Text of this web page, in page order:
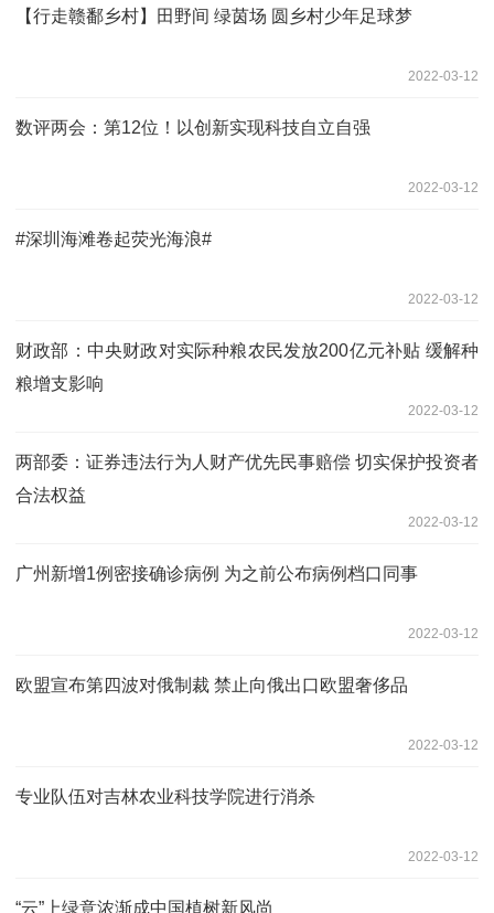
【行走赣鄱乡村】田野间 绿茵场 圆乡村少年足球梦
2022-03-12
数评两会：第12位！以创新实现科技自立自强
2022-03-12
#深圳海滩卷起荧光海浪#
2022-03-12
财政部：中央财政对实际种粮农民发放200亿元补贴 缓解种
粮增支影响
2022-03-12
两部委：证券违法行为人财产优先民事赔偿 切实保护投资者
合法权益
2022-03-12
广州新增1例密接确诊病例 为之前公布病例档口同事
2022-03-12
欧盟宣布第四波对俄制裁 禁止向俄出口欧盟奢侈品
2022-03-12
专业队伍对吉林农业科技学院进行消杀
2022-03-12
“云”上绿意浓渐成中国植树新风尚